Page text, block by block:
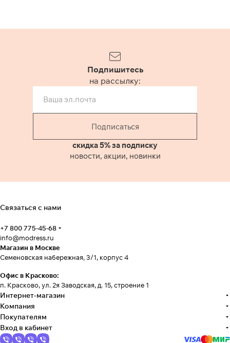
Подпишитесь
на рассылку:
Подписаться
скидка 5% за подписку
новости, акции, новинки
Связаться с нами
+7 800 775-45-68
info@modress.ru
Магазин в Москве
Семеновская набережная, 3/1, корпус 4
Офис в Красково:
п. Красково, ул. 2я Заводская, д. 15, строение 1
Интернет-магазин
Компания
Покупателям
Вход в кабинет